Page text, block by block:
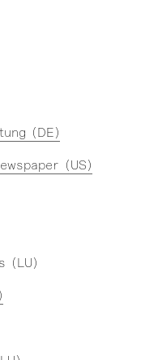
(DE)
(US)
(LU)